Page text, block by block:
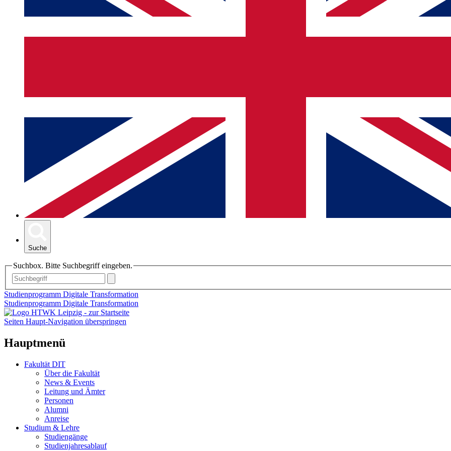
Suche
Suchbox. Bitte Suchbegriff eingeben.
Studienprogramm Digitale Transformation
Studienprogramm Digitale Transformation
Seiten Haupt-Navigation überspringen
Hauptmenü
Fakultät DIT
Über die Fakultät
News & Events
Leitung und Ämter
Personen
Alumni
Anreise
Studium & Lehre
Studiengänge
Studienjahresablauf